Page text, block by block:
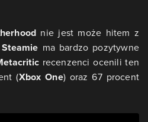
nie jest może hitem z
Steamie ma bardzo pozytywne
recenzenci ocenili ten
(Xbox One) oraz 67 procent